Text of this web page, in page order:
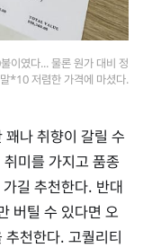
이였다... 물론 원가 대비 정
말*10 저렴한 가격에 마셨다.
나 취향이 갈릴 수
미를 가지고 품종
길 추천한다. 반대
버틸 수 있다면 오
천한다. 고퀄리티